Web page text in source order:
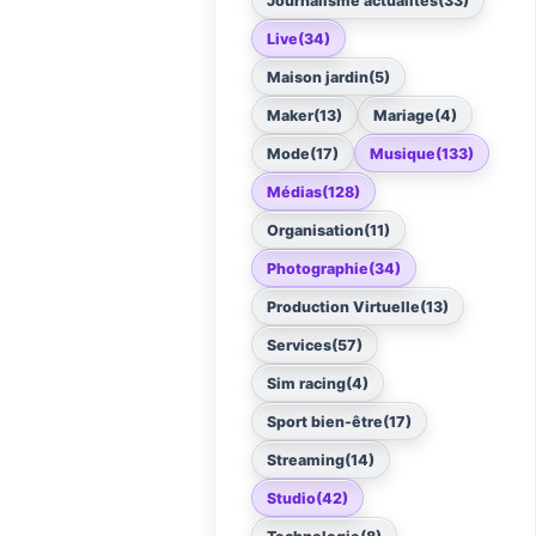
Live(34)
Maison jardin(5)
Maker(13) Mariage(4)
Mode(17) Musique(133)
Médias(128)
Organisation(11)
Photographie(34)
Production Virtuelle(13)
Services(57)
Sim racing(4)
Sport bien-être(17)
Streaming(14)
Studio(42)